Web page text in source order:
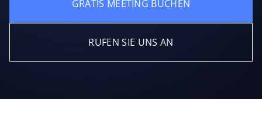
GRATIS MEETING BUCHEN
RUFEN SIE UNS AN